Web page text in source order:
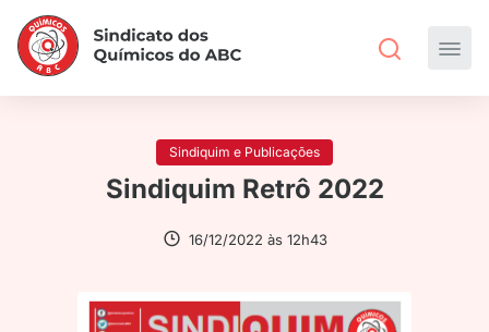
Sindiquim e Publicações
Sindiquim Retrô 2022
16/12/2022 às 12h43